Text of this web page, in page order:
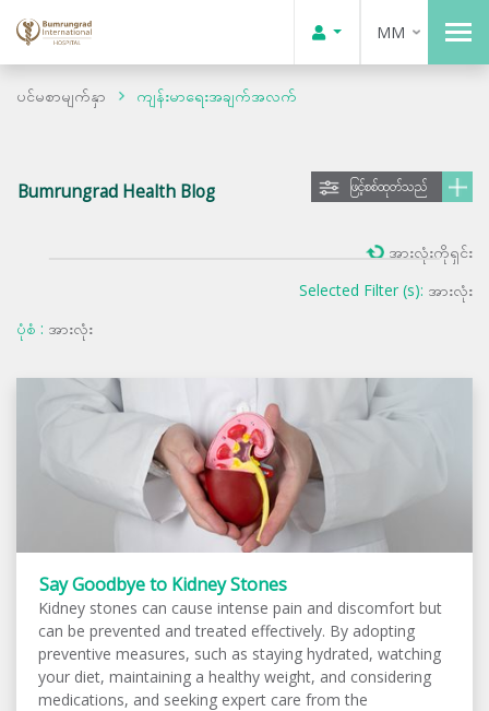
MM
ပင်မစာမျက်နှာ ကျန်းမာရေးအချက်အလက်
Bumrungrad Health Blog ဖြင့်စစ်ထုတ်သည်
Selected Filter (s): အားလုံး
ပုံစံ : အားလုံး
အားလုံးကိုရှင်း
Say Goodbye to Kidney Stones
Kidney stones can cause intense pain and discomfort but
can be prevented and treated effectively. By adopting
preventive measures, such as staying hydrated, watching
your diet, maintaining a healthy weight, and considering
medications, and seeking expert care from the